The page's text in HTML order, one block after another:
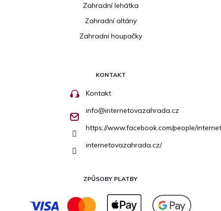
Zahradní lehátka
Zahradní altány
Zahradní houpačky
KONTAKT
Kontakt
info@internetovazahrada.cz
https://www.facebook.com/people/
internetovazahrada.cz/
ZPŮSOBY PLATBY